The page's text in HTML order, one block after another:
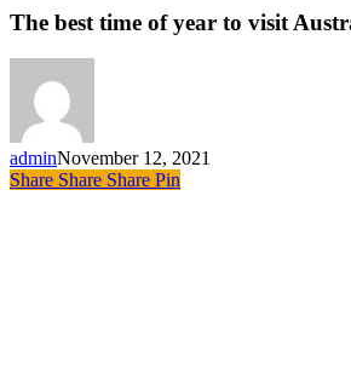
time
year
to
visit
Australia
The best time of year to visit
adminNovember 12, 2021
Share
Share Share Share Pin